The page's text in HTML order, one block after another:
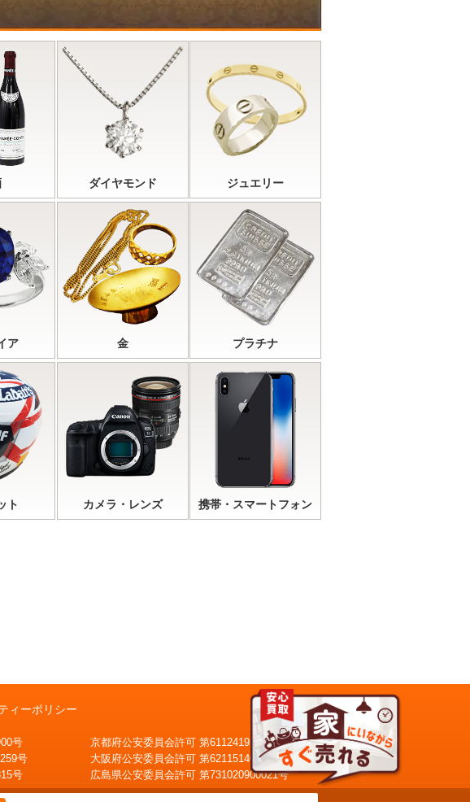
ダイヤモンド ジュエリー
ア 金 プラチナ
ト カメラ・レンズ 携帯・スマートフォン
ら出ないで手続終了
料宅配キッ
ト
自宅へ査定員がお伺い
出張買取
ィーポリシー
号
号
号
京都府公安委員会許可 第611241930028号
大阪府公安委員会許可 第621151403749号
広島県公安委員会許可 第731020900021号